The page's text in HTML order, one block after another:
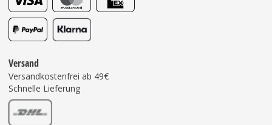
Versand
Versandkostenfrei ab 49€
Schnelle Lieferung